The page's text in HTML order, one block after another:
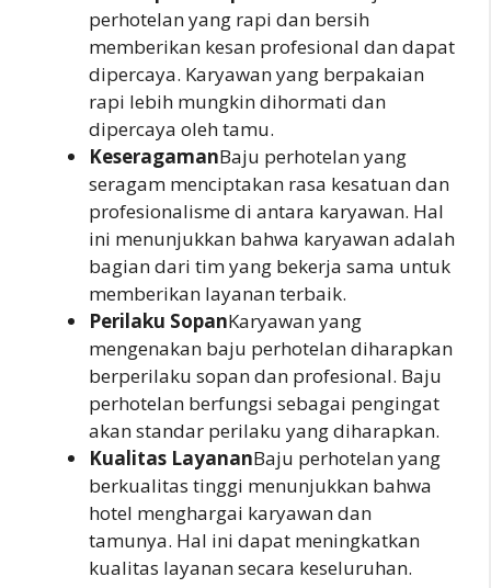
perhotelan yang rapi dan bersih
memberikan kesan profesional dan dapat
dipercaya. Karyawan yang berpakaian
rapi lebih mungkin dihormati dan
dipercaya oleh tamu.
KeseragamanBaju perhotelan yang
seragam menciptakan rasa kesatuan dan
profesionalisme di antara karyawan. Hal
ini menunjukkan bahwa karyawan adalah
bagian dari tim yang bekerja sama untuk
memberikan layanan terbaik.
Perilaku SopanKaryawan yang
mengenakan baju perhotelan diharapkan
berperilaku sopan dan profesional. Baju
perhotelan berfungsi sebagai pengingat
akan standar perilaku yang diharapkan.
Kualitas LayananBaju perhotelan yang
berkualitas tinggi menunjukkan bahwa
hotel menghargai karyawan dan
tamunya. Hal ini dapat meningkatkan
kualitas layanan secara keseluruhan.